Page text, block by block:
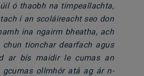
ó thaobh na timpeallachta,
í an scoláireacht seo don
ina ngairm bheatha, ach
tionchar dearfach agus
ar bís maidir le cumas an
ollmhór atá ag ár n-